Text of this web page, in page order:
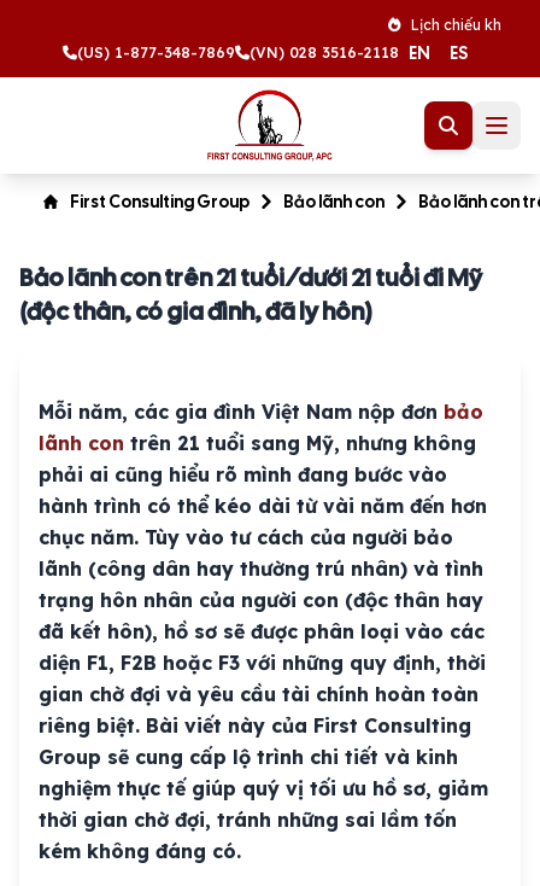
Lịch chiếu khán tháng 8
(US) 1-877-348-7869
(VN) 028 3516-2118 EN ES
First Consulting Group Bảo lãnh con Bảo lãnh con
Bảo lãnh con trên 21 tuổi/dưới 21 tuổi đi Mỹ
(độc thân, có gia đình, đã ly hôn)
Mỗi năm, các gia đình Việt Nam nộp đơn bảo
lãnh con trên 21 tuổi sang Mỹ, nhưng không
phải ai cũng hiểu rõ mình đang bước vào
hành trình có thể kéo dài từ vài năm đến hơn
chục năm. Tùy vào tư cách của người bảo
lãnh (công dân hay thường trú nhân) và tình
trạng hôn nhân của người con (độc thân hay
đã kết hôn), hồ sơ sẽ được phân loại vào các
diện F1, F2B hoặc F3 với những quy định, thời
gian chờ đợi và yêu cầu tài chính hoàn toàn
riêng biệt. Bài viết này của First Consulting
Group sẽ cung cấp lộ trình chi tiết và kinh
nghiệm thực tế giúp quý vị tối ưu hồ sơ, giảm
thời gian chờ đợi, tránh những sai lầm tốn
kém không đáng có.